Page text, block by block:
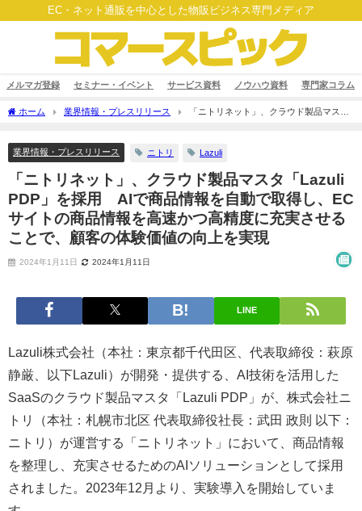
EC・ネット通販を中心とした物販ビジネス専門メディア
メルマガ登録 セミナー・イベント サービス資料 ノウハウ資料 専門家コラム
ホーム 業界情報・プレスリリース
「ニトリネット」、クラウド製品マスタ
業界情報・プレスリリース
ニトリ Lazuli
「ニトリネット」、クラウド製品マスタ「Lazuli
PDP」を採用 AIで商品情報を自動で取得し、EC
サイトの商品情報を高速かつ高精度に充実させる
ことで、顧客の体験価値の向上を実現
2024年1月11日 2024年1月11日
LINE
Lazuli株式会社（本社：東京都千代田区、代表取締役：萩原
静厳、以下Lazuli）が開発・提供する、AI技術を活用した
SaaSのクラウド製品マスタ「Lazuli PDP」が、株式会社ニ
トリ（本社：札幌市北区 代表取締役社⻑：武田 政則 以下：
ニトリ）が運営する「ニトリネット」において、商品情報
を整理し、充実させるためのAIソリューションとして採用
されました。2023年12月より、実験導入を開始していま